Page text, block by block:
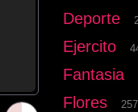
Deporte
Ejercito
Fantasia
Flores